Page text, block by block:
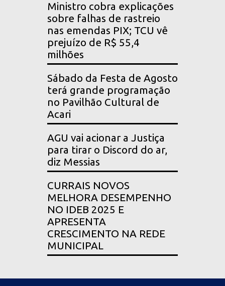
Ministro cobra explicações
sobre falhas de rastreio
nas emendas PIX; TCU vê
prejuízo de R$ 55,4
milhões
Sábado da Festa de Agosto
terá grande programação
no Pavilhão Cultural de
Acari
AGU vai acionar a Justiça
para tirar o Discord do ar,
diz Messias
CURRAIS NOVOS
MELHORA DESEMPENHO
NO IDEB 2025 E
APRESENTA
CRESCIMENTO NA REDE
MUNICIPAL